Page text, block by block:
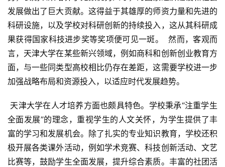
发展做出了巨大贡献。这得益于其雄厚的师资力量和先进的
科研设施，以及学校对科研创新的持续投入，这从其科研成
果获得国家科技进步奖等奖项便可见一斑。  然而，客观而
言，天津大学在某些新兴领域，例如商科和创新创业教育方
面，与一些同类型高校相比仍存在差距，这需要学校进一步
加强战略布局和资源投入，以适应时代发展趋势。
全面发展”的理念，重视学生的人文关怀，为学生提供了丰
富的学习和发展机会。除了扎实的专业知识教育，学校还积
极开展各类课外活动，例如学术竞赛、科技创新活动、文艺
比赛等，鼓励学生全面发展，提升综合素质。丰富的社团活